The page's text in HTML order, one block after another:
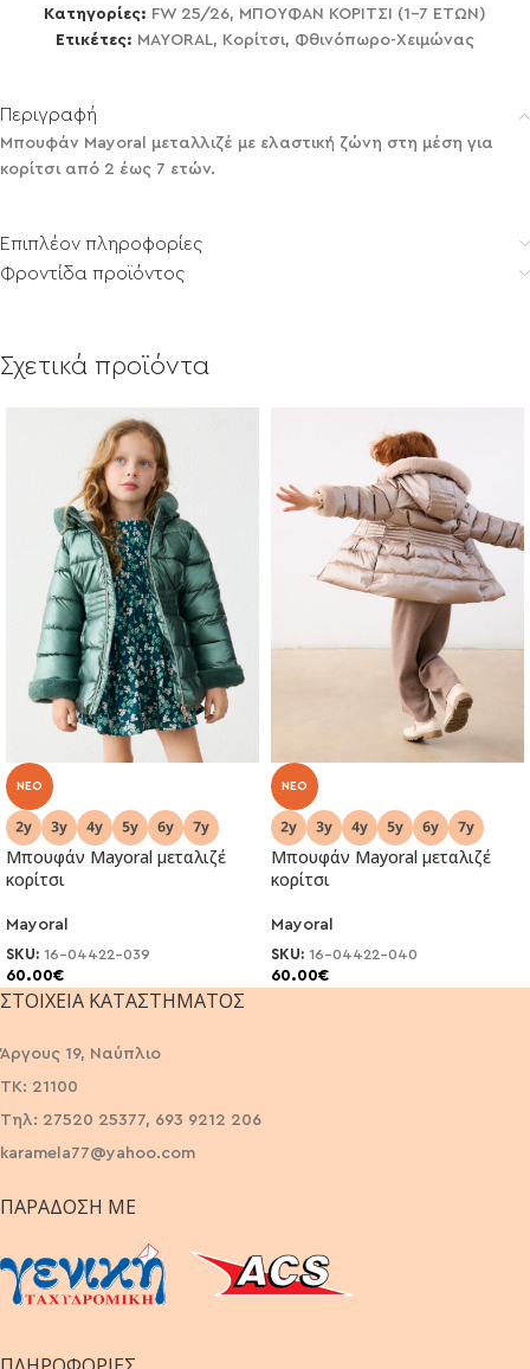
Κατηγορίες: FW 25/26, ΜΠΟΥΦΑΝ ΚΟΡΙΤΣΙ (1-7 ΕΤΩΝ)
Ετικέτες: MAYORAL, Κορίτσι, Φθινόπωρο-Χειμώνας
Περιγραφή
Μπουφάν Mayoral μεταλλιζέ με ελαστική ζώνη στη μέση για
κορίτσι από 2 έως 7 ετών.
Επιπλέον πληροφορίες
Φροντίδα προϊόντος
Σχετικά προϊόντα
NEO
Μπουφάν Mayoral μεταλιζέ
κορίτσι
Mayoral
SKU: 16-04422-039
60.00€
NEO
Μπουφάν Mayoral μεταλιζέ
κορίτσι
Mayoral
SKU: 16-04422-040
60.00€
ΣΤΟΙΧΕΊΑ ΚΑΤΑΣΤΉΜΑΤΟΣ
Άργους 19, Ναύπλιο
ΤΚ: 21100
Τηλ: 27520 25377, 693 9212 206
karamela77@yahoo.com
ΠΑΡΆΔΟΣΗ ΜΕ